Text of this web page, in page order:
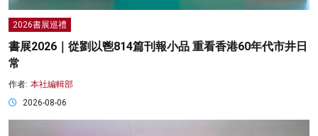
2026書展巡禮
書展2026｜從劉以鬯814篇刊報小品 重看香港60年代市井日
常
作者: 本社編輯部
2026-08-06